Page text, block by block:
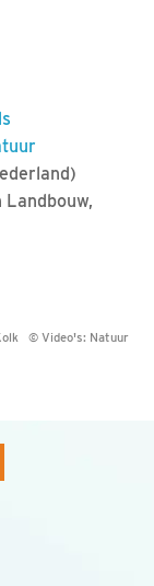
© Video's: Natuur